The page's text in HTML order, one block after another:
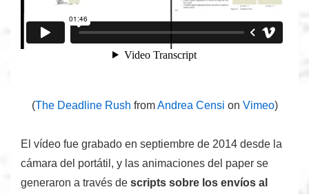
(The Deadline Rush fromAndrea Censi on Vimeo)
El vídeo fue grabado en septiembre de 2014 desde la
cámara del portátil, y las animaciones del paper se
generaron a través de scripts sobre los envíos al